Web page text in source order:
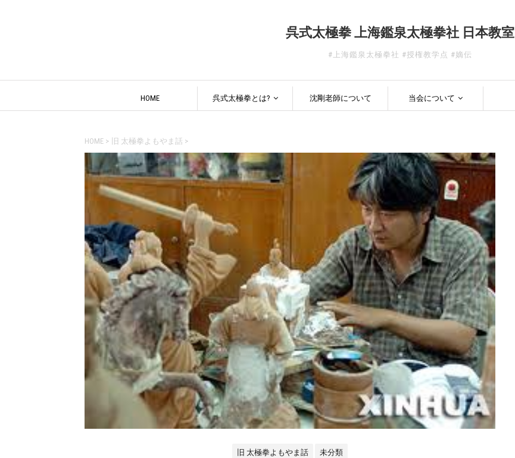
呉式太極拳 上海鑑泉太極拳社 日本教室
#上海鑑泉太極拳社 #授権教学点 #嫡伝
HOME 呉式太極拳とは? 沈剛老師について 当会について
HOME > 旧 太極拳よもやま話 >
旧 太極拳よもやま話 未分類